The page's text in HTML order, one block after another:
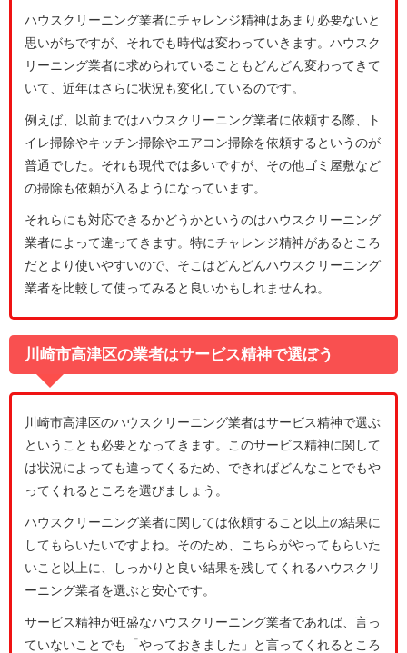
ハウスクリーニング業者にチャレンジ精神はあまり必要ないと
思いがちですが、それでも時代は変わっていきます。ハウスク
リーニング業者に求められていることもどんどん変わってきて
いて、近年はさらに状況も変化しているのです。
例えば、以前まではハウスクリーニング業者に依頼する際、ト
イレ掃除やキッチン掃除やエアコン掃除を依頼するというのが
普通でした。それも現代では多いですが、その他ゴミ屋敷など
の掃除も依頼が入るようになっています。
それらにも対応できるかどうかというのはハウスクリーニング
業者によって違ってきます。特にチャレンジ精神があるところ
だとより使いやすいので、そこはどんどんハウスクリーニング
業者を比較して使ってみると良いかもしれませんね。
川崎市高津区の業者はサービス精神で選ぼう
川崎市高津区のハウスクリーニング業者はサービス精神で選ぶ
ということも必要となってきます。このサービス精神に関して
は状況によっても違ってくるため、できればどんなことでもや
ってくれるところを選びましょう。
ハウスクリーニング業者に関しては依頼すること以上の結果に
してもらいたいですよね。そのため、こちらがやってもらいた
いこと以上に、しっかりと良い結果を残してくれるハウスクリ
ーニング業者を選ぶと安心です。
サービス精神が旺盛なハウスクリーニング業者であれば、言っ
ていないことでも「やっておきました」と言ってくれるところ